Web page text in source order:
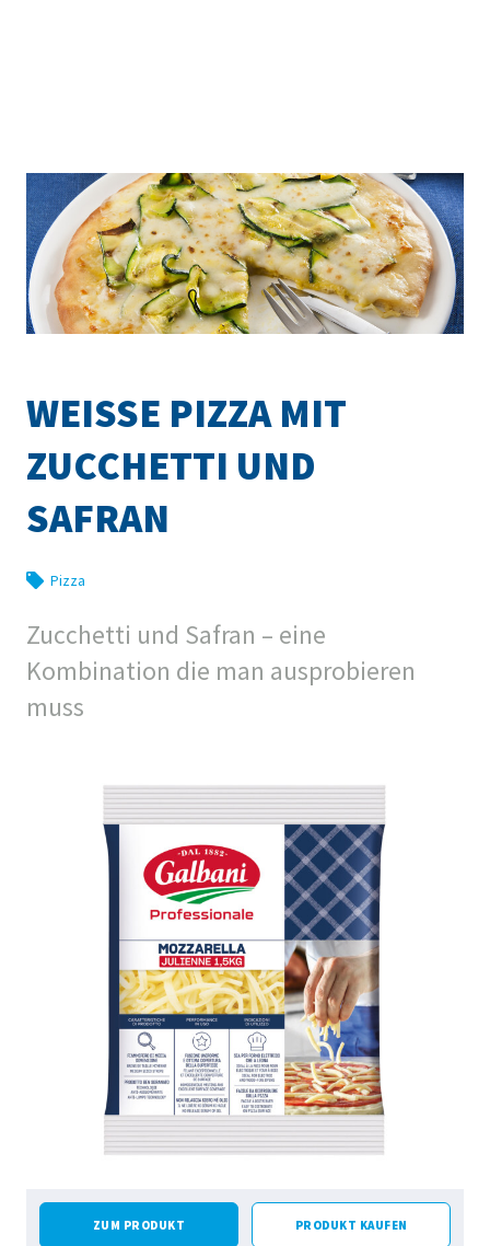
WEISSE PIZZA MIT
ZUCCHETTI UND
SAFRAN
Pizza
Zucchetti und Safran – eine
Kombination die man ausprobieren
muss
ZUM PRODUKT PRODUKT KAUFEN